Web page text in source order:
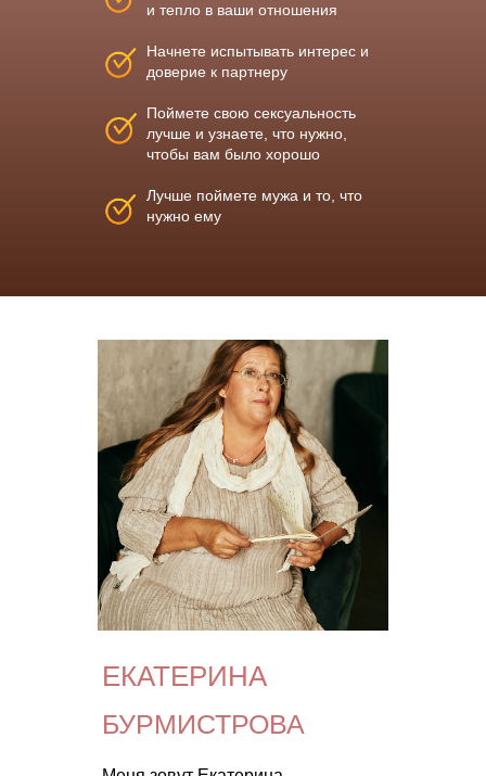
и тепло в ваши отношения
Начнете испытывать интерес и
доверие к партнеру
Поймете свою сексуальность
лучше и узнаете, что нужно,
чтобы вам было хорошо
Лучше поймете мужа и то, что
нужно ему
ЕКАТЕРИНА
БУРМИСТРОВА